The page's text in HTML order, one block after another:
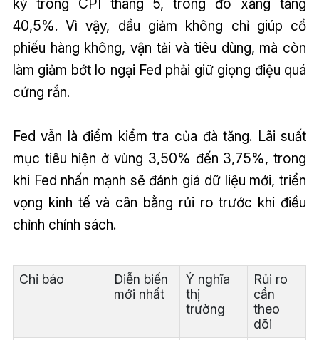
kỳ trong CPI tháng 5, trong đó xăng tăng
40,5%. Vì vậy, dầu giảm không chỉ giúp cổ
phiếu hàng không, vận tải và tiêu dùng, mà còn
làm giảm bớt lo ngại Fed phải giữ giọng điệu quá
cứng rắn.
Fed vẫn là điểm kiểm tra của đà tăng. Lãi suất
mục tiêu hiện ở vùng 3,50% đến 3,75%, trong
khi Fed nhấn mạnh sẽ đánh giá dữ liệu mới, triển
vọng kinh tế và cân bằng rủi ro trước khi điều
chỉnh chính sách.
Chỉ báo
Diễn biến
mới nhất
Ý nghĩa
thị
trường
Rủi ro
cần
theo
dõi